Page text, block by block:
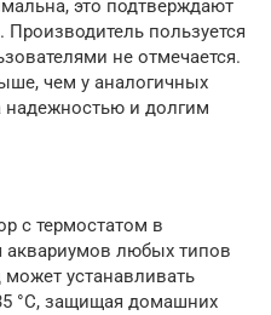
это подтверждают
пользуется
не отмечается.
чем у аналогичных
надежностью и долгим
с термостатом в
аквариумов любых типов
устанавливать
°C, защищая домашних